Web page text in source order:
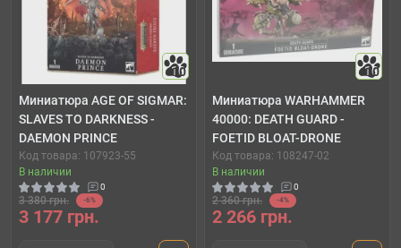
10
Миниатюра AGE OF SIGMAR:
SLAVES TO DARKNESS -
DAEMON PRINCE
Код товара: 107923-55
В наличии
0
3 380 грн. -6%
3 177 грн.
10
Миниатюра WARHAMMER
40000: DEATH GUARD -
FOETID BLOAT-DRONE
Код товара: 108247-02
В наличии
0
2 360 грн. -4%
2 266 грн.